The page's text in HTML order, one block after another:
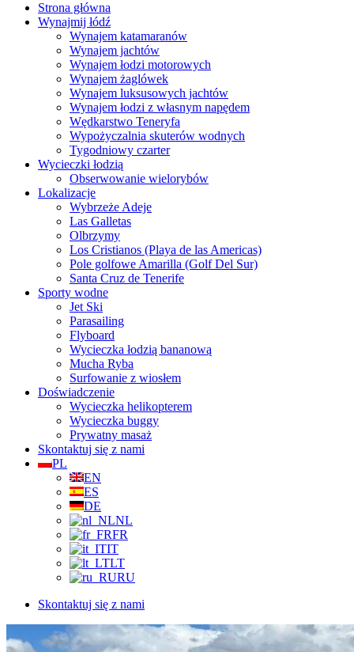
Strona główna
Wynajmij łódź
Wynajem katamaranów
Wynajem jachtów
Wynajem łodzi motorowych
Wynajem żaglówek
Wynajem luksusowych jachtów
Wynajem łodzi z własnym napędem
Wędkarstwo Teneryfa
Wypożyczalnia skuterów wodnych
Tygodniowy czarter
Wycieczki łodzią
Obserwowanie wielorybów
Lokalizacje
Wybrzeże Adeje
Las Galletas
Olbrzymy
Los Cristianos (Playa de las Americas)
Pole golfowe Amarilla (Golf Del Sur)
Santa Cruz de Tenerife
Sporty wodne
Jet Ski
Parasailing
Flyboard
Wycieczka łodzią bananową
Mucha Ryba
Surfowanie z wiosłem
Doświadczenie
Wycieczka helikopterem
Wycieczka buggy
Prywatny masaż
Skontaktuj się z nami
PL
EN
ES
DE
NL
FR
IT
LT
RU
Skontaktuj się z nami